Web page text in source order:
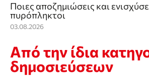
Ποιες αποζημιώσεις και
πυρόπληκτοι
03.08.2026
Από την ίδια
δημοσιεύσεων